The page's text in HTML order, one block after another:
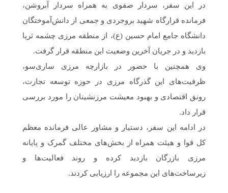
در این سفر، سردار صفوی به همراه سردار آبروشن،
فرمانده قرارگاه شهید بروجردی و جمعی از دانش‌آموختگان
دانشگاه جامع امام حسین (ع)، از منطقه مرزی چشمه ثریا
بازدید و در جریان آخرین وضعیت این منطقه قرار گرفت.
وی همچنین با حضور در بازارچه مرزی ساری‌سو،
ظرفیت‌های این گذرگاه مرزی در حوزه توسعه تجارت،
رونق اقتصادی و بهبود معیشت مرزنشینان را مورد بررسی
قرار داد.
در ادامه این سفر، دستیار و مشاور عالی فرمانده معظم
کل قوا و هیئت همراه از بخش‌های مختلف گمرک و پایانه
مرزی بازرگان بازدید کرده و روند فعالیت‌ها و
زیرساخت‌های این مجموعه را ارزیابی کردند.